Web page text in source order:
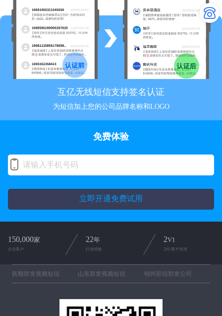
互亿无线短信支持签名认证
为短信加上您的公司品牌名称和LOGO
免费体验
立即开通免费试用
150,000家
企业客户
22年
行业经验
2V1
2对1客户支持
抚顺群发视频短信 山东群发视频短信 锦州彩信群发公司